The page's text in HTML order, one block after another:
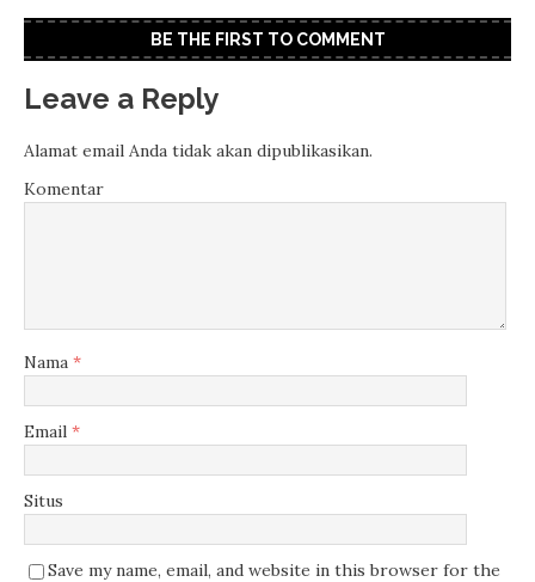
BE THE FIRST TO COMMENT
Leave a Reply
Alamat email Anda tidak akan dipublikasikan.
Komentar
Nama *
Email *
Situs
Save my name, email, and website in this browser for the